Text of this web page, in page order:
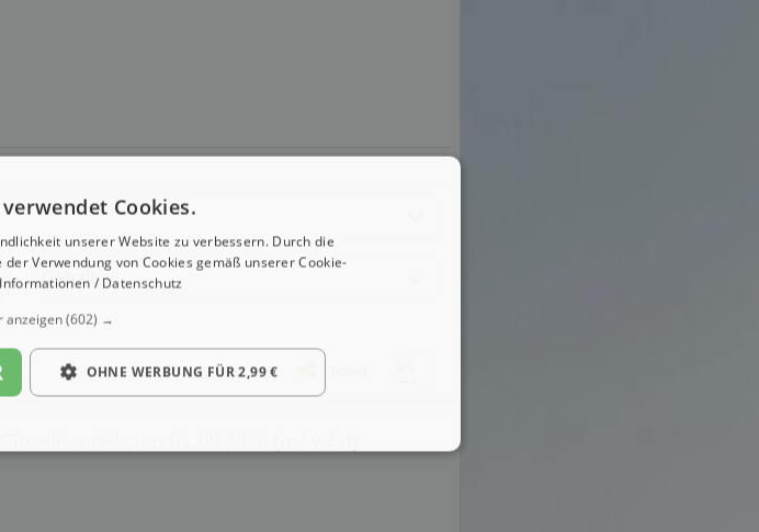
Gehalt
Cookies.
unserer Website zu verbessern. Durch die
Verwendung von Cookies gemäß unserer Cookie-
/ Datenschutz
anzeigen(602) →
OHNE WERBUNG FÜR 2,99 €